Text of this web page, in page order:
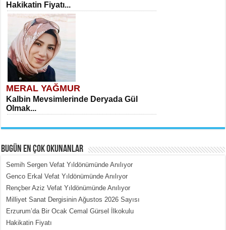
Hakikatin Fiyatı...
MERAL YAĞMUR
Kalbin Mevsimlerinde Deryada Gül
Olmak...
MEHMET ÇOBAN
İçerdeki Put Dışardaki Maskeler...
BUGÜN EN ÇOK OKUNANLAR
Semih Sergen Vefat Yıldönümünde Anılıyor
Genco Erkal Vefat Yıldönümünde Anılıyor
Rençber Aziz Vefat Yıldönümünde Anılıyor
Milliyet Sanat Dergisinin Ağustos 2026 Sayısı
Erzurum’da Bir Ocak Cemal Gürsel İlkokulu
Hakikatin Fiyatı